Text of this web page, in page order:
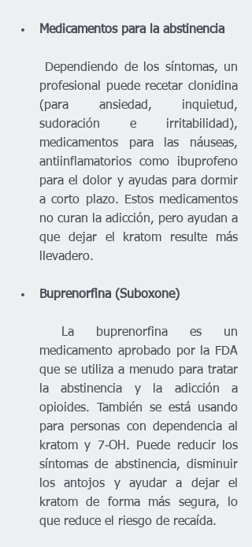
Medicamentos para la abstinencia
profesional puede recetar clonidina
(para ansiedad, inquietud,
sudoración e irritabilidad),
medicamentos para las náuseas,
antiinflamatorios como ibuprofeno
para el dolor y ayudas para dormir
a corto plazo. Estos medicamentos
no curan la adicción, pero ayudan a
que dejar el kratom resulte más
llevadero.
Buprenorfina (Suboxone)
medicamento aprobado por la FDA
que se utiliza a menudo para tratar
la abstinencia y la adicción a
opioides. También se está usando
para personas con dependencia al
kratom y 7‑OH. Puede reducir los
síntomas de abstinencia, disminuir
los antojos y ayudar a dejar el
kratom de forma más segura, lo
que reduce el riesgo de recaída.